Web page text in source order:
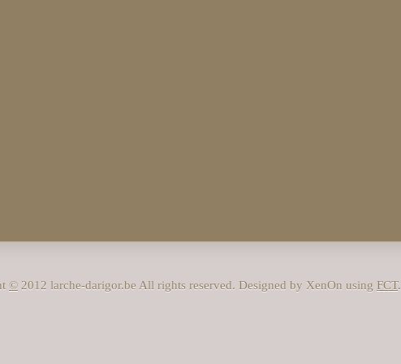
© 2012 larche-darigor.be All rights reserved. Designed by XenOn using FCT.